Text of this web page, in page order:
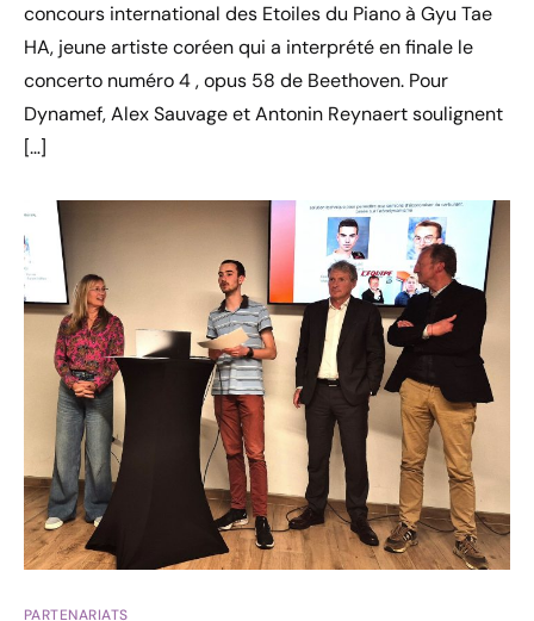
concours international des Etoiles du Piano à Gyu Tae
HA, jeune artiste coréen qui a interprété en finale le
concerto numéro 4 , opus 58 de Beethoven. Pour
Dynamef, Alex Sauvage et Antonin Reynaert soulignent
[…]
PARTENARIATS